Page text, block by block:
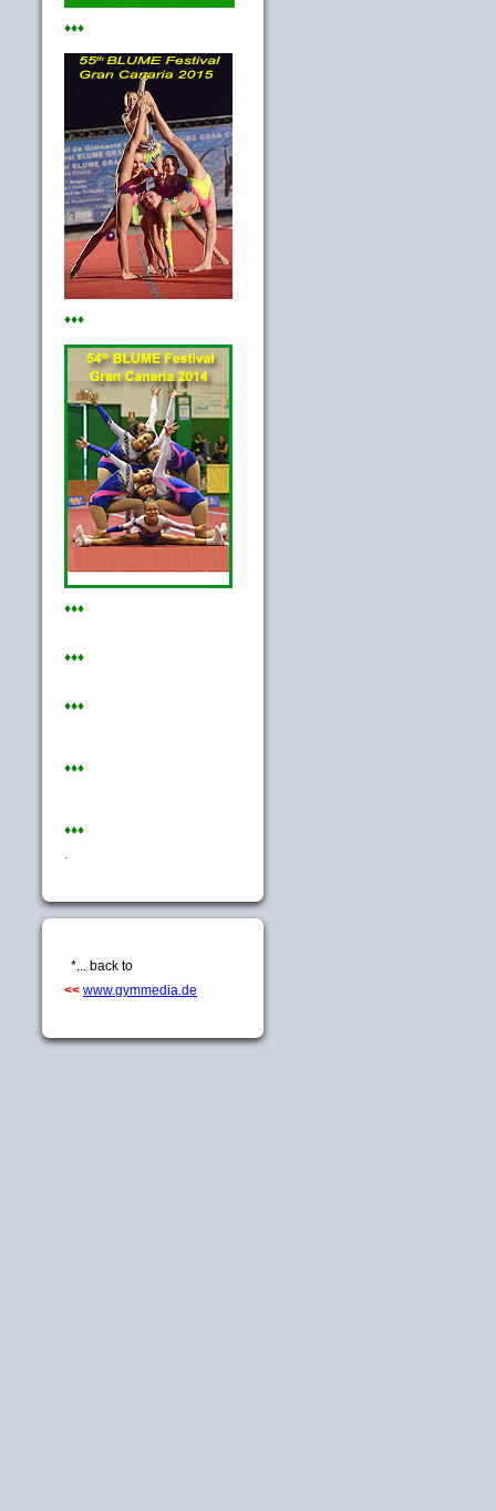
♦♦♦
♦♦♦
♦♦♦
♦♦♦
♦♦♦
♦♦♦
♦♦♦
.
*... back to
<< www.gymmedia.de